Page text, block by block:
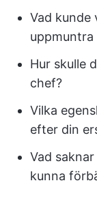
Vad
Hur skulle
chef?
Vilka
efter din
Vad
kunna